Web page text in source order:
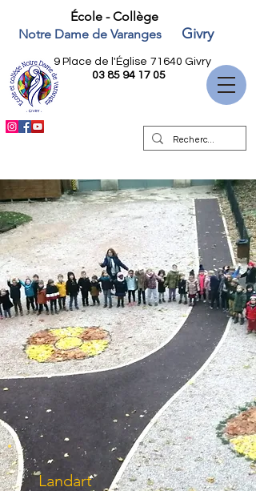
École - Collège
Notre Dame de Varanges
Givry
9 Place de l'Église 71640 Givry
03 85 94 17 05
Landart